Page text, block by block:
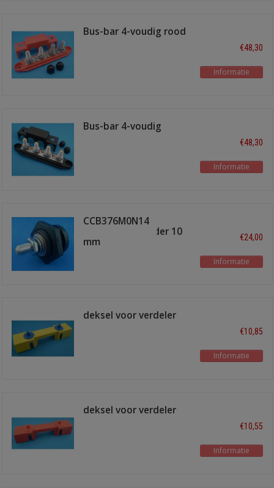
Bus-bar 4-voudig rood
€48,30
Informatie
Bus-bar 4-voudig
€48,30
Informatie
CCB376M0N14
doorvoerverbinder 10
mm
€24,00
Informatie
deksel voor verdeler
€10,85
Informatie
deksel voor verdeler
€10,55
Informatie